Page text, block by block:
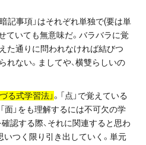
せ・資料請求
授業とは
記事項」はそれぞれ単独で(要は単
ていても無意味だ。バラバラに覚
た通りに問われなければ結びつ
れない。ましてや、横雙らしいの
る式学習法」。「点」で覚えている
面」をも理解するには不可欠の学
確認する際、それに関連すると思わ
いつく限り引き出していく。単元